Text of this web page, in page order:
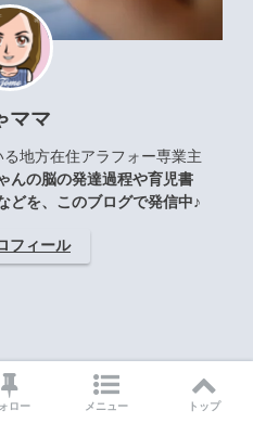
ママ
地方在住アラフォー専業主
んの脳の発達過程や育児書
どを、このブログで発信中♪
フィール
ロー メニュー トップ